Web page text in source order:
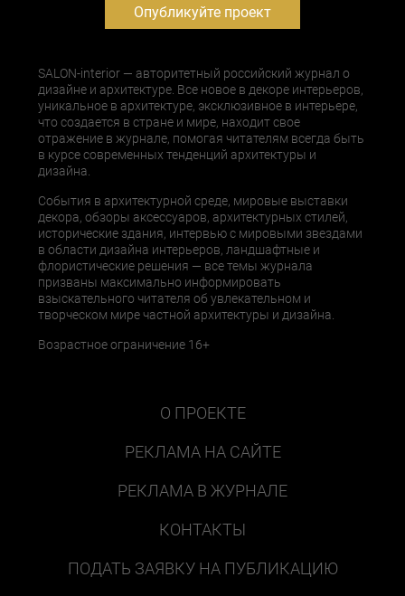
Опубликуйте проект
SALON-interior — авторитетный российский журнал о
дизайне и архитектуре. Все новое в декоре интерьеров,
уникальное в архитектуре, эксклюзивное в интерьере,
что создается в стране и мире, находит свое
отражение в журнале, помогая читателям всегда быть
в курсе современных тенденций архитектуры и
дизайна.
События в архитектурной среде, мировые выставки
декора, обзоры аксессуаров, архитектурных стилей,
исторические здания, интервью с мировыми звездами
в области дизайна интерьеров, ландшафтные и
флористические решения — все темы журнала
призваны максимально информировать
взыскательного читателя об увлекательном и
творческом мире частной архитектуры и дизайна.
Возрастное ограничение 16+
О ПРОЕКТЕ
РЕКЛАМА НА САЙТЕ
РЕКЛАМА В ЖУРНАЛЕ
КОНТАКТЫ
ПОДАТЬ ЗАЯВКУ НА ПУБЛИКАЦИЮ